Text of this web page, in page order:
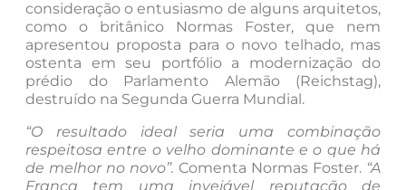
consideração o entusiasmo de alguns arquitetos,
como o britânico Normas Foster, que nem
apresentou proposta para o novo telhado, mas
ostenta em seu portfólio a modernização do
prédio do Parlamento Alemão (Reichstag),
destruído na Segunda Guerra Mundial.
“O resultado ideal seria uma combinação
respeitosa entre o velho dominante e o que há
de melhor no novo”. Comenta Normas Foster. “A
França tem uma invejável reputação de